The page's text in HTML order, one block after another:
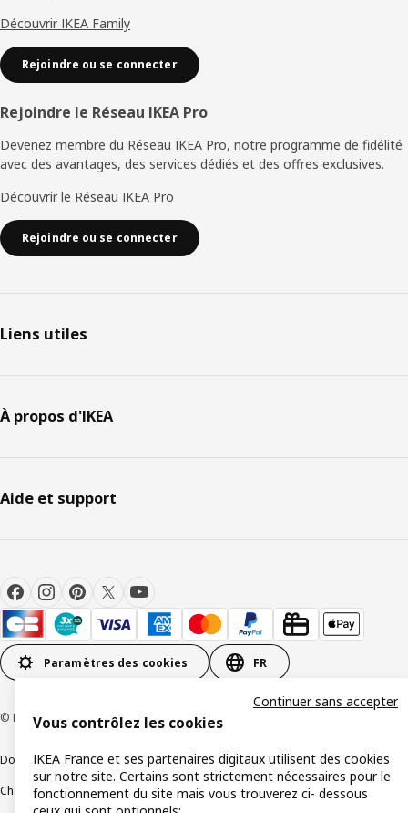
Découvrir IKEA Family
Rejoindre ou se connecter
Rejoindre le Réseau IKEA Pro
Devenez membre du Réseau IKEA Pro, notre programme de fidélité
avec des avantages, des services dédiés et des offres exclusives.
Découvrir le Réseau IKEA Pro
Rejoindre ou se connecter
Liens utiles
À propos d'IKEA
Aide et support
Paramètres des cookies FR
© Inter IKEA Systems B.V 1999-2026
Documents juridiques et informations légales
Charte de protection des donnéesPolitique relative aux cookies
Vous contrôlez les cookies
IKEA France et ses partenaires digitaux utilisent des cookies
sur notre site. Certains sont strictement nécessaires pour le
fonctionnement du site mais vous trouverez ci- dessous
Continuer sans accepter